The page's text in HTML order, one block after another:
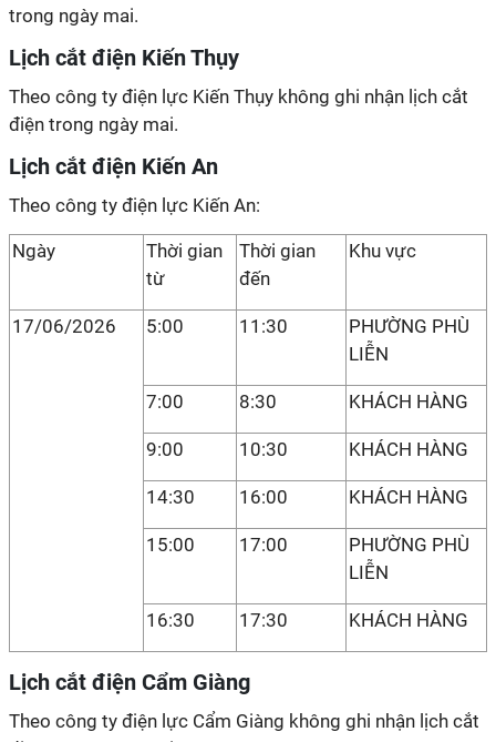
trong ngày mai.
Lịch cắt điện Kiến Thụy
Theo công ty điện lực Kiến Thụy không ghi nhận lịch cắt
điện trong ngày mai.
Lịch cắt điện Kiến An
Theo công ty điện lực Kiến An:
Ngày
Thời gian
từ
Thời gian
đến
Khu vực
17/06/2026 5:00 11:30
PHƯỜNG PHÙ
LIỄN
7:00 8:30 KHÁCH HÀNG
9:00 10:30 KHÁCH HÀNG
14:30 16:00 KHÁCH HÀNG
15:00 17:00
PHƯỜNG PHÙ
LIỄN
16:30 17:30 KHÁCH HÀNG
Lịch cắt điện Cẩm Giàng
Theo công ty điện lực Cẩm Giàng không ghi nhận lịch cắt